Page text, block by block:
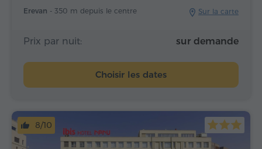
Erevan - 350 m depuis le centre Sur la carte
Prix par nuit: sur demande
Choisir les dates
8/10